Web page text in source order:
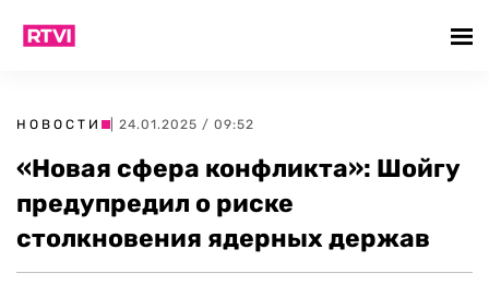
НОВОСТИ | 24.01.2025 / 09:52
«Новая сфера конфликта»: Шойгу
предупредил о риске
столкновения ядерных держав